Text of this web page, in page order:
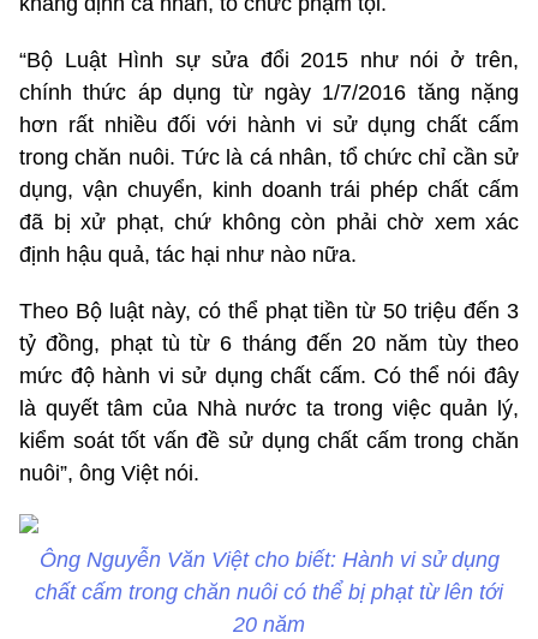
“Bộ Luật Hình sự sửa đổi 2015 như nói ở trên,
chính thức áp dụng từ ngày 1/7/2016 tăng nặng
hơn rất nhiều đối với hành vi sử dụng chất cấm
trong chăn nuôi. Tức là cá nhân, tổ chức chỉ cần sử
dụng, vận chuyển, kinh doanh trái phép chất cấm
đã bị xử phạt, chứ không còn phải chờ xem xác
định hậu quả, tác hại như nào nữa.
Theo Bộ luật này, có thể phạt tiền từ 50 triệu đến 3
tỷ đồng, phạt tù từ 6 tháng đến 20 năm tùy theo
mức độ hành vi sử dụng chất cấm. Có thể nói đây
là quyết tâm của Nhà nước ta trong việc quản lý,
kiểm soát tốt vấn đề sử dụng chất cấm trong chăn
nuôi”, ông Việt nói.
Ông Nguyễn Văn Việt cho biết: Hành vi sử dụng
chất cấm trong chăn nuôi có thể bị phạt từ lên tới
20 năm